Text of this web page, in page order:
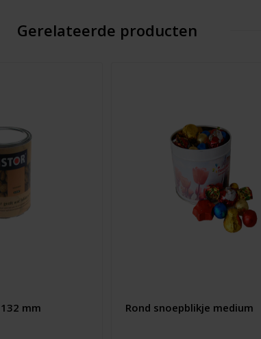
Gerelateerde producten
mm Rond snoepblikje medium